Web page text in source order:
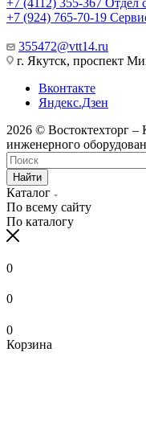
+7 (4112) 355-367 Отдел
+7 (924) 765-70-19
355472@vtt14.ru
г. Якутск, проспект
Вконтакте
Яндекс.Дзен
2026 © Востоктехторг
инженерного
Найти
Каталог
По всему сайту
По каталогу
0
0
0
Корзина